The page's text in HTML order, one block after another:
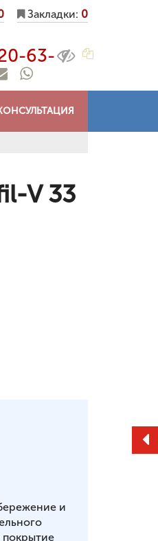
Закладки: 0
63-
V 33
и
покрытие